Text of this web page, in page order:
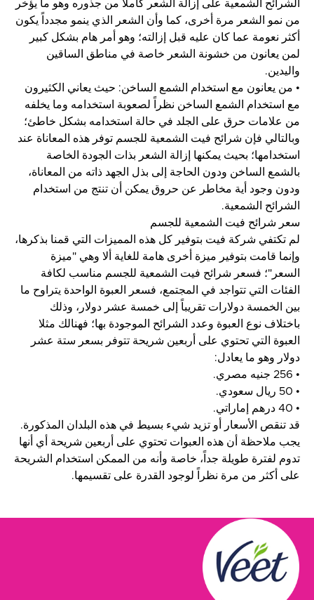
الشرائح الشمعية على إزالة الشعر كاملاً من جذوره وهو ما يؤخر
من نمو الشعر مرة أخرى، كما وأن الشعر الذي ينمو مجدداً يكون
أكثر نعومة عما كان عليه قبل إزالته؛ وهو أمر هام بشكل كبير
لمن يعانون من خشونة الشعر خاصة في مناطق الساقين
واليدين.
• من يعانون مع استخدام الشمع الساخن: حيث يعاني الكثيرون
مع استخدام الشمع الساخن نظراً لصعوبة استخدامه وما يخلفه
من علامات حرق على الجلد في حالة استخدامه بشكل خاطئ؛
وبالتالي فإن شرائح فيت الشمعية للجسم توفر هذه المعاناة عند
استخدامها؛ بحيث يمكنها إزالة الشعر بذات الجودة الخاصة
بالشمع الساخن ودون الحاجة إلى بذل الجهد ذاته من المعاناة،
ودون وجود أية مخاطر عن حروق يمكن أن تنتج من استخدام
الشرائح الشمعية.
سعر شرائح فيت الشمعية للجسم
لم تكتفي شركة فيت بتوفير كل هذه المميزات التي قمنا بذكرها،
وإنما قامت بتوفير ميزة أخرى هامة للغاية ألا وهي "ميزة
السعر"؛ فسعر شرائح فيت الشمعية للجسم مناسب لكافة
الفئات التي تتواجد في المجتمع، فسعر العبوة الواحدة يتراوح ما
بين الخمسة دولارات تقريباً إلى خمسة عشر دولار، وذلك
باختلاف نوع العبوة وعدد الشرائح الموجودة بها؛ فهنالك مثلا
العبوة التي تحتوي على أربعين شريحة تتوفر بسعر ستة عشر
دولار وهو ما يعادل:
• 256 جنيه مصري.
• 50 ريال سعودي.
• 40 درهم إماراتي.
قد تنقص الأسعار أو تزيد شيء بسيط في هذه البلدان المذكورة.
يجب ملاحظة أن هذه العبوات تحتوي على أربعين شريحة أي أنها
تدوم لفترة طويلة جداً، خاصة وأنه من الممكن استخدام الشريحة
على أكثر من مرة نظراً لوجود القدرة على تقسيمها.